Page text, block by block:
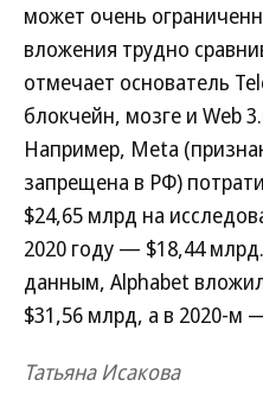
может очень
вложения трудно
отмечает основатель
блокчейн, мозге и Web
Например, Meta
запрещена в РФ)
$24,65 млрд на
2020 году — $18,44
данным, Alphabet
$31,56 млрд, а в 2020-м
Татьяна Исакова